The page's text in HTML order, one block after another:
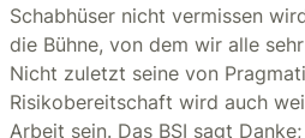
Schabhüser nicht vermissen
die Bühne, von dem wir alle
Nicht zuletzt seine von
Risikobereitschaft wird auch
Arbeit sein. Das BSI sagt